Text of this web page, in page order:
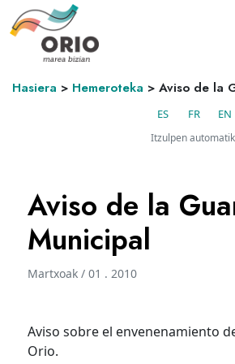
Hasiera > Hemeroteka > Aviso de la
ES FR EN
Itzulpen
Aviso de la
Municipal
Martxoak / 01 . 2010
Aviso sobre el envenenamiento
Orio.